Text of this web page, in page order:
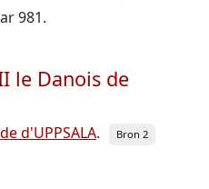
981.
le Danois de
d'UPPSALA. Bron 2